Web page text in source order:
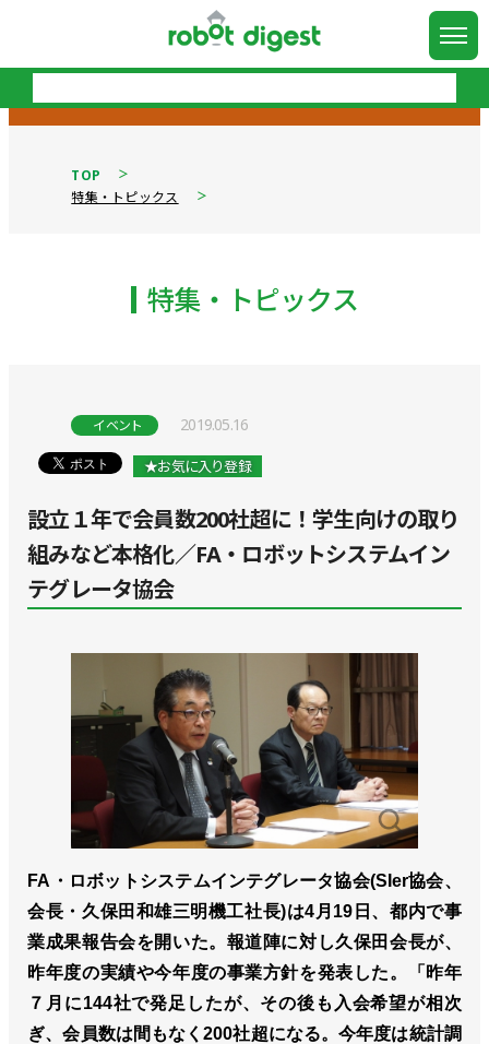
TOP
特集・トピックス
特集・トピックス
イベント 2019.05.16
★お気に入り登録
設立１年で会員数200社超に！学生向けの取り
組みなど本格化／FA・ロボットシステムイン
テグレータ協会
FA・ロボットシステムインテグレータ協会(SIer協会、
会長・久保田和雄三明機工社長)は4月19日、都内で事
業成果報告会を開いた。報道陣に対し久保田会長が、
昨年度の実績や今年度の事業方針を発表した。「昨年
７月に144社で発足したが、その後も入会希望が相次
ぎ、会員数は間もなく200社超になる。今年度は統計調